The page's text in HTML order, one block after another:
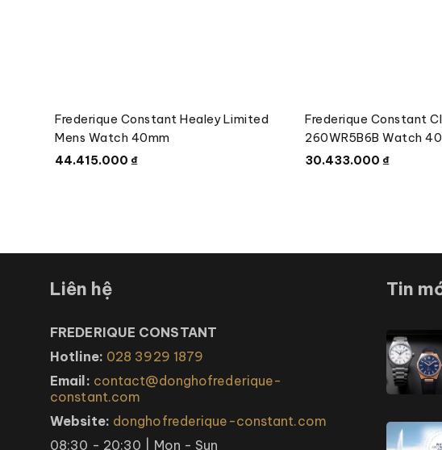
Frederique Constant Healey Limited
Mens Watch 40mm
44.415.000 ₫
Frederique Constant
260WR5B6B Watch
30.433.000 ₫
Liên hệ
FREDERIQUE CONSTANT
Hotline: 028 3929 1879
Email: contact@donghofrederique-
constant.com
Website: donghofrederique-constant.com
08:30 - 20:30 | Mon - Sun
Tin